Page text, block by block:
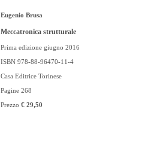
Eugenio Brusa
Meccatronica strutturale
Prima edizione giugno 2016
ISBN 978-88-96470-11-4
Casa Editrice Torinese
Pagine 268
Prezzo € 29,50